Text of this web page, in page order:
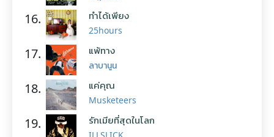
16. ทำได้เพียง
25hours
17. แพ้ทาง
ลาบานูน
18. แค่คุณ
Musketeers
19. รักเมียที่สุดในโลก